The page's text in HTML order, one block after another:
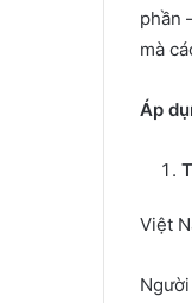
phần
mà
Áp
Việt